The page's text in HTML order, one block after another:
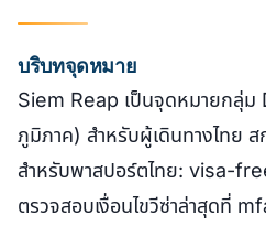
บริบทจุดหมาย
Siem Reap เป็นจุดหมายกลุ่ม
ภูมิภาค) สำหรับผู้เดินทางไทย
สำหรับพาสปอร์ตไทย: visa-
ตรวจสอบเงื่อนไขวีซ่าล่าสุดที่